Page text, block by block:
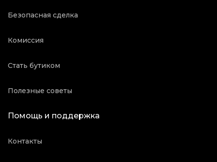
Безопасная сделка
Комиссия
Стать бутиком
Полезные советы
Помощь и поддержка
Контакты